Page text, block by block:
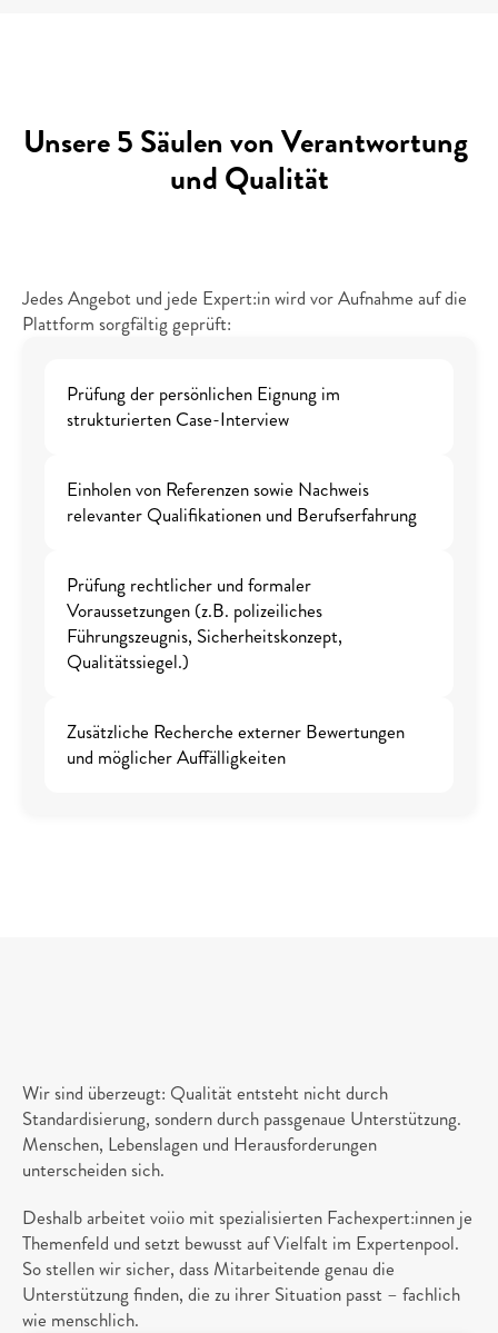
Unsere 5 Säulen von Verantwortung
und Qualität
Jedes Angebot und jede Expert:in wird vor Aufnahme auf die
Plattform sorgfältig geprüft:
Prüfung der persönlichen Eignung im
strukturierten Case-Interview
Einholen von Referenzen sowie Nachweis
relevanter Qualifikationen und Berufserfahrung
Prüfung rechtlicher und formaler
Voraussetzungen (z.B. polizeiliches
Führungszeugnis, Sicherheitskonzept,
Qualitätssiegel.)
Zusätzliche Recherche externer Bewertungen
und möglicher Auffälligkeiten
Wir sind überzeugt: Qualität entsteht nicht durch
Standardisierung, sondern durch passgenaue Unterstützung.
Menschen, Lebenslagen und Herausforderungen
unterscheiden sich.
Deshalb arbeitet voiio mit spezialisierten Fachexpert:innen je
Themenfeld und setzt bewusst auf Vielfalt im Expertenpool.
So stellen wir sicher, dass Mitarbeitende genau die
Unterstützung finden, die zu ihrer Situation passt – fachlich
wie menschlich.